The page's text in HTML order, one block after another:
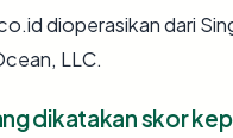
dioperasikan dari
LLC.
dikatakan skor